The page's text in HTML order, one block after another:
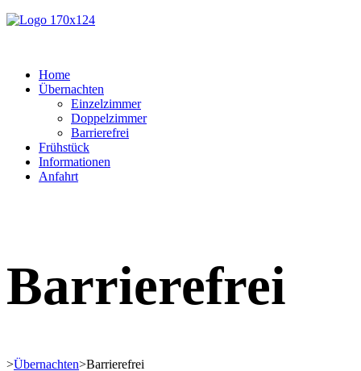
Home
Übernachten
Einzelzimmer
Doppelzimmer
Barrierefrei
Frühstück
Informationen
Anfahrt
Barrierefrei
>Übernachten>Barrierefrei